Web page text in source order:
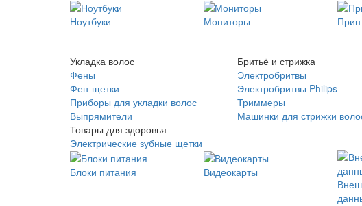
Ноутбуки Мониторы
Укладка волос
Фены
Фен-щетки
Приборы для укладки волос
Выпрямители
Товары для здоровья
Электрические зубные щетки
Бритьё и стрижка
Электробритвы
Электробритвы Philips
Триммеры
Машинки для стрижки
Блоки питания
Видеокарты